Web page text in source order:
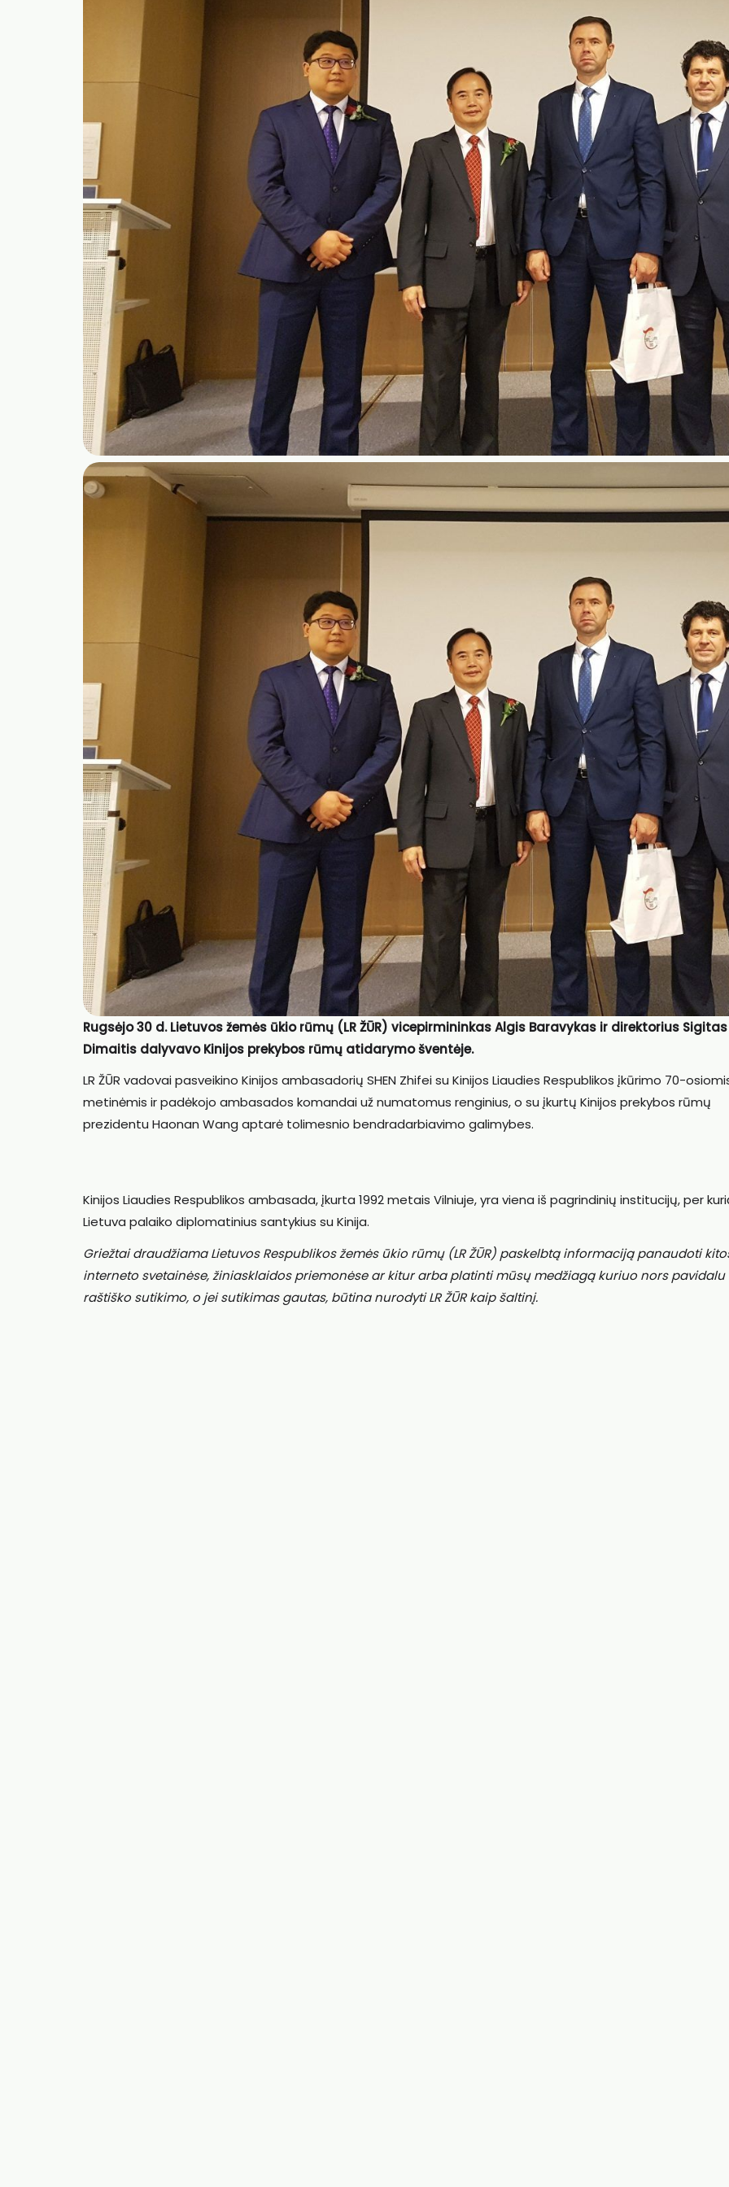
Rugsėjo 30 d. Lietuvos žemės ūkio rūmų (LR ŽŪR) vicepirmininkas Algis Baravykas ir direktorius Sigitas
Dimaitis dalyvavo Kinijos prekybos rūmų atidarymo šventėje.
LR ŽŪR vadovai pasveikino Kinijos ambasadorių SHEN Zhifei su Kinijos Liaudies Respublikos įkūrimo 70-
metinėmis ir padėkojo ambasados komandai už numatomus renginius, o su įkurtų Kinijos prekybos rūmų
prezidentu Haonan Wang aptarė tolimesnio bendradarbiavimo galimybes.
Kinijos Liaudies Respublikos ambasada, įkurta 1992 metais Vilniuje, yra viena iš pagrindinių institucijų, per
Lietuva palaiko diplomatinius santykius su Kinija.
Griežtai draudžiama Lietuvos Respublikos žemės ūkio rūmų (LR ŽŪR) paskelbtą informaciją panaudoti
interneto svetainėse, žiniasklaidos priemonėse ar kitur arba platinti mūsų medžiagą kuriuo nors pavidalu
raštiško sutikimo, o jei sutikimas gautas, būtina nurodyti LR ŽŪR kaip šaltinį.